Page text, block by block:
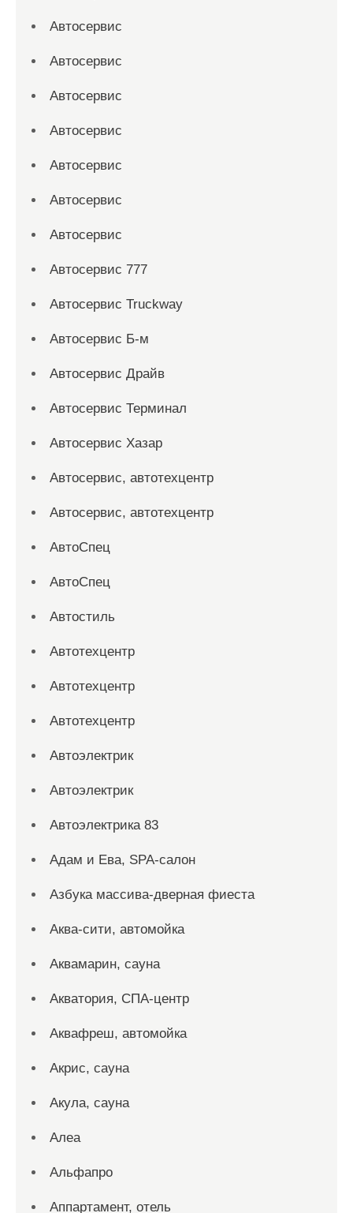
Автосервис
Автосервис
Автосервис
Автосервис
Автосервис
Автосервис
Автосервис
Автосервис 777
Автосервис Truckway
Автосервис Б-м
Автосервис Драйв
Автосервис Терминал
Автосервис Хазар
Автосервис, автотехцентр
Автосервис, автотехцентр
АвтоСпец
АвтоСпец
Автостиль
Автотехцентр
Автотехцентр
Автотехцентр
Автоэлектрик
Автоэлектрик
Автоэлектрика 83
Адам и Ева, SPA-салон
Азбука массива-дверная фиеста
Аква-сити, автомойка
Аквамарин, сауна
Акватория, СПА-центр
Аквафреш, автомойка
Акрис, сауна
Акула, сауна
Алеа
Альфапро
Аппартамент, отель